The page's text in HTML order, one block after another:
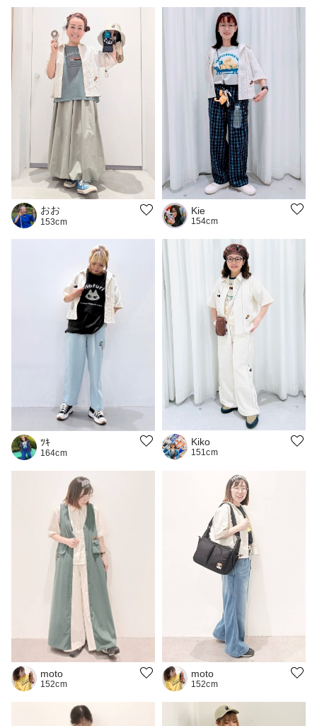
おお
153cm
Kie
154cm
ﾂｷ
164cm
Kiko
151cm
moto
152cm
moto
152cm